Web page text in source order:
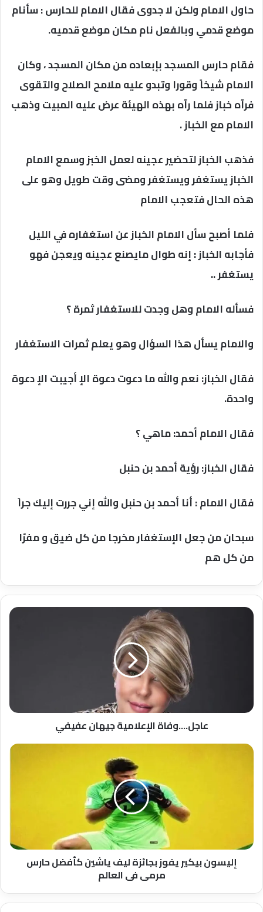
حاول الامام ولكن لا جدوى فقال الامام للحارس : سأنام
موضع قدمي وبالفعل نام مكان موضع قدميه.
فقام حارس المسجد بإبعاده من مكان المسجد ، وكان
الامام شيخاً وقورا وتبدو عليه ملامح الصلاح والتقوى
فرآه خباز فلما رآه بهذه الهيئة عرض عليه المبيت وذهب
الامام مع الخباز .
فذهب الخباز لتحضير عجينه لعمل الخبز وسمع الامام
الخباز يستغفر ويستغفر ومضى وقت طويل وهو على
هذه الحال فتعجب الامام
فلما أصبح سأل الامام الخباز عن استغفاره في الليل
فأجابه الخباز : إنه طوال مايصنع عجينه ويعجن فهو
يستغفر ..
فسأله الامام وهل وجدت للاستغفار ثمرة ؟
والامام يسأل هذا السؤال وهو يعلم ثمرات الاستغفار
فقال الخباز: نعم والله ما دعوت دعوة الإ أجيبت الإ دعوة
واحدة.
فقال الامام أحمد: ماهي ؟
فقال الخباز: رؤية أحمد بن حنبل
فقال الامام : أنا أحمد بن حنبل والله إني جررت إليك جراَ
سبحان من جعل الإستغفار مخرجا من كل ضيق و مفرّا
من كل هم
عاجل....وفاة
عاجل....وفاة الإعلامية جيهان عفيفي
إليسون
مرمى
العالم
إليسون بيكير يفوز بجائزة ليف ياشين كأفضل حارس
مرمى فى العالم